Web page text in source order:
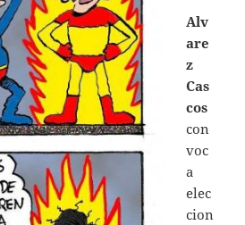
Alv
are
z
Cas
cos
con
voc
a
elec
cion